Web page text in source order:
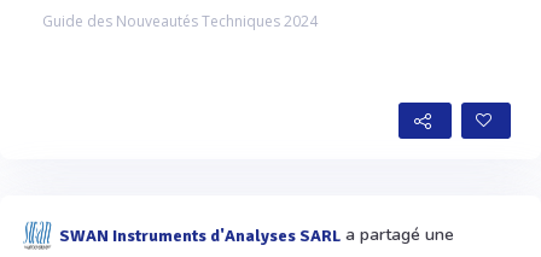
Guide des Nouveautés Techniques 2024
SWAN Instruments d'Analyses SARL a partagé une